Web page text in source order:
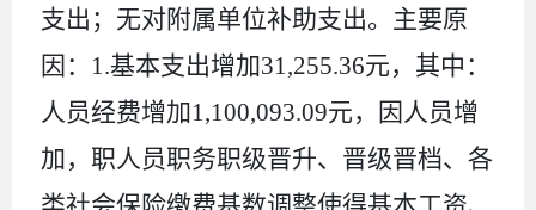
支出；无对附属单位补助支出。 主要原
因 ： 1.基本支出增加31,255.36元，其中：
人员经费增加1,100,093.09元，因人员增
加，职人员职务职级晋升、晋级晋档、各